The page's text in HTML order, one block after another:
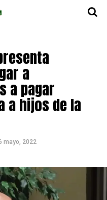
a
a pagar
a hijos de la
mayo, 2022